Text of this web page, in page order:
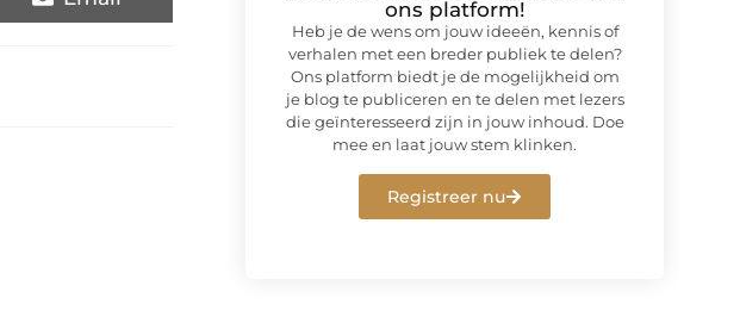
ons platform!
Heb je de wens om jouw ideeën, kennis of
verhalen met een breder publiek te delen?
Ons platform biedt je de mogelijkheid om
je blog te publiceren en te delen met lezers
die geïnteresseerd zijn in jouw inhoud. Doe
mee en laat jouw stem klinken.
Registreer nu